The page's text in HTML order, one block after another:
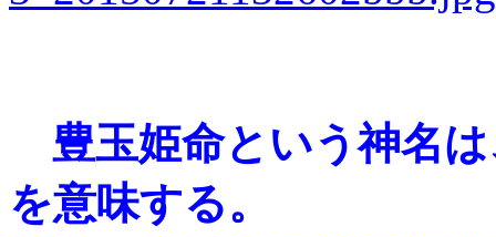
豊玉姫命という神名
を意味する。